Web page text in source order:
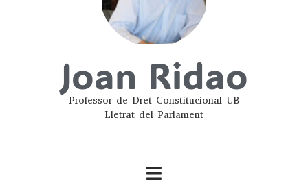
Joan Ridao
Professor de Dret Constitucional UB
Lletrat del Parlament